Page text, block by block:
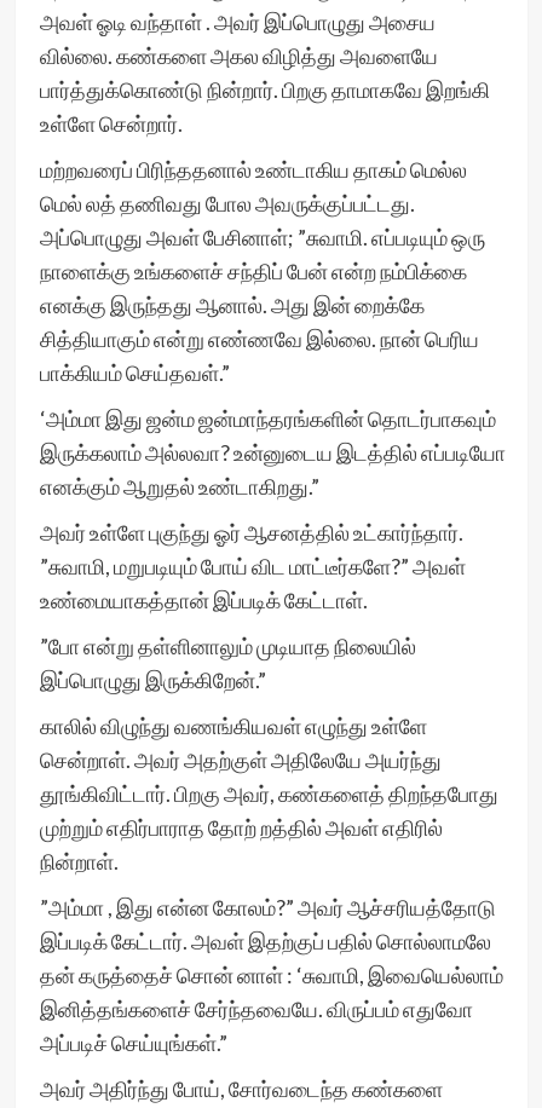
அவள் ஓடி வந்தாள் . அவர் இப்பொழுது அசைய
வில்லை. கண்களை அகல விழித்து அவளையே
பார்த்துக்கொண்டு நின்றார். பிறகு தாமாகவே இறங்கி
உள்ளே சென்றார்.
மற்றவரைப் பிரிந்ததனால் உண்டாகிய தாகம் மெல்ல
மெல் லத் தணிவது போல அவருக்குப்பட்டது.
அப்பொழுது அவள் பேசினாள்; ”சுவாமி. எப்படியும் ஒரு
நாளைக்கு உங்களைச் சந்திப் பேன் என்ற நம்பிக்கை
எனக்கு இருந்தது ஆனால். அது இன் றைக்கே
சித்தியாகும் என்று எண்ணவே இல்லை. நான் பெரிய
பாக்கியம் செய்தவள்.”
‘அம்மா இது ஜன்ம ஜன்மாந்தரங்களின் தொடர்பாகவும்
இருக்கலாம் அல்லவா? உன்னுடைய இடத்தில் எப்படியோ
எனக்கும் ஆறுதல் உண்டாகிறது.”
அவர் உள்ளே புகுந்து ஓர் ஆசனத்தில் உட்கார்ந்தார்.
”சுவாமி, மறுபடியும் போய் விட மாட்டீர்களே?” அவள்
உண்மையாகத்தான் இப்படிக் கேட்டாள்.
”போ என்று தள்ளினாலும் முடியாத நிலையில்
இப்பொழுது இருக்கிறேன்.”
காலில் விழுந்து வணங்கியவள் எழுந்து உள்ளே
சென்றாள். அவர் அதற்குள் அதிலேயே அயர்ந்து
தூங்கிவிட்டார். பிறகு அவர், கண்களைத் திறந்தபோது
முற்றும் எதிர்பாராத தோற் றத்தில் அவள் எதிரில்
நின்றாள்.
”அம்மா , இது என்ன கோலம்?” அவர் ஆச்சரியத்தோடு
இப்படிக் கேட்டார். அவள் இதற்குப் பதில் சொல்லாமலே
தன் கருத்தைச் சொன் னாள் : ‘சுவாமி, இவையெல்லாம்
இனித்தங்களைச் சேர்ந்தவையே. விருப்பம் எதுவோ
அப்படிச் செய்யுங்கள்.”
அவர் அதிர்ந்து போய், சோர்வடைந்த கண்களை